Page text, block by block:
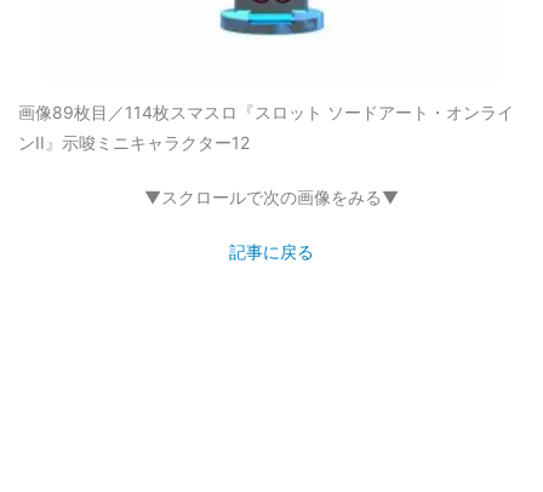
画像89枚目／114枚スマスロ『スロット ソードアート・オンライ
ンII』示唆ミニキャラクター12
▼スクロールで次の画像をみる▼
記事に戻る